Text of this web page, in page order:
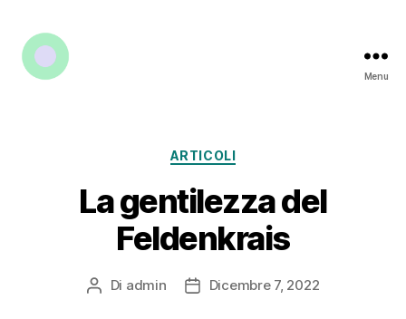
Menu
Categorie
ARTICOLI
La gentilezza del
Feldenkrais
Autore
Di admin
DataDicembre 7, 2022